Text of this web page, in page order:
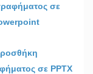
σε
σε PPTX